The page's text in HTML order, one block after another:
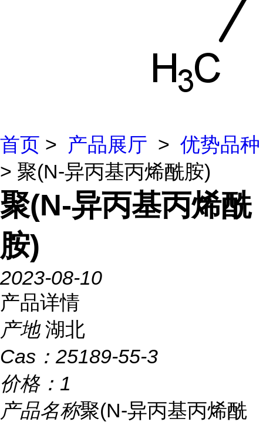
首页 > 产品展厅 > 优势品种
> 聚(N-异丙基丙烯酰胺)
聚(N-异丙基丙烯酰
胺)
2023-08-10
产品详情
产地 湖北
Cas： 25189-55-3
价格： 1
产品名称聚(N-异丙基丙烯酰